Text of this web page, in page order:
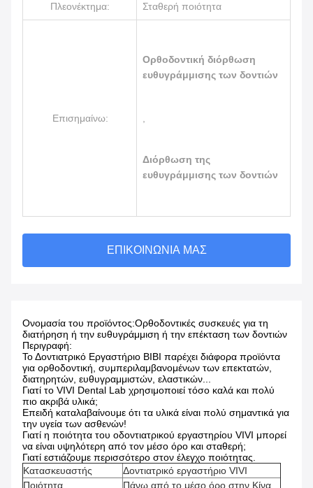
Πλεονέκτημα: Σταθερή ποιότητα
Επισημαίνω:
Ορθοδοντική διόρθωση
ευθυγράμμισης των δοντιών
Διόρθωση της
ευθυγράμμισης των δοντιών
ΕΠΙΚΟΙΝΩΝΊΑ ΜΑΣ
Ονομασία του προϊόντος:Ορθοδοντικές συσκευές για τη
διατήρηση ή την ευθυγράμμιση ή την επέκταση των δοντιών
Περιγραφή:
Το Δοντιατρικό Εργαστήριο ΒΙΒΙ παρέχει διάφορα προϊόντα
για ορθοδοντική, συμπεριλαμβανομένων των επεκτατών,
διατηρητών, ευθυγραμμιστών, ελαστικών...
Γιατί το VIVI Dental Lab χρησιμοποιεί τόσο καλά και πολύ
πιο ακριβά υλικά;
Επειδή καταλαβαίνουμε ότι τα υλικά είναι πολύ σημαντικά για
την υγεία των ασθενών!
Γιατί η ποιότητα του οδοντιατρικού εργαστηρίου VIVI μπορεί
να είναι υψηλότερη από τον μέσο όρο και σταθερή;
Γιατί εστιάζουμε περισσότερο στον έλεγχο ποιότητας.
Κατασκευαστής
Δοντιατρικό εργαστήριο VIVI
Ποιότητα
Πάνω από το μέσο όρο στην Κίνα